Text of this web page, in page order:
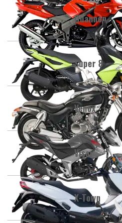
Quannon
Super 8
Venox
Visar
X-Town